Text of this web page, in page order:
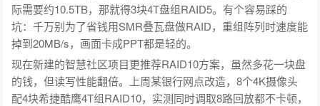
际需要约10.5TB，那就得3块4T盘组RAID5。有个容易踩的
坑：千万别为了省钱用SMR叠瓦盘做RAID，重组阵列时速度能
掉到20MB/s，画面卡成PPT都是轻的。
现在新建的智慧社区项目更推荐RAID10方案，虽然多花一块盘
的钱，但读写性能翻倍。上周某银行网点改造，8个4K摄像头
配4块希捷酷鹰4T组RAID10，实测同时调取8路回放都不卡顿，